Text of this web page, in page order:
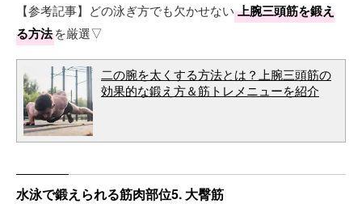
【参考記事】どの泳ぎ方でも欠かせない 上腕三頭筋を鍛え
る方法を厳選▽
二の腕を太くする方法とは？上腕三頭筋の
効果的な鍛え方＆筋トレメニューを紹介
水泳で鍛えられる筋肉部位5. 大臀筋